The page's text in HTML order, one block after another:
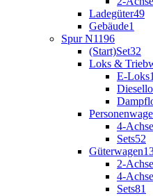
Ladegüter49
Gebäude1
Spur N1196
(Start)Set32
Loks &
E-Loks
4-
Sets52
Güterwagen
2-
4-
Sets81